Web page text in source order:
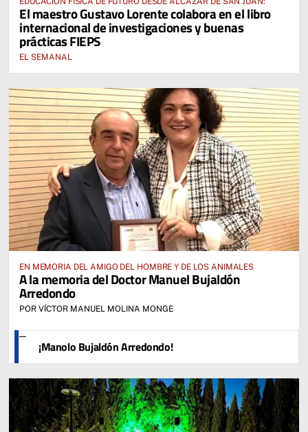
El maestro Gustavo Lorente colabora en el libro
internacional de investigaciones y buenas
prácticas FIEPS
EL SEMANAL
EN MEMORIA DEL AMIGO DEL HOMBRE Y DE LOS ANIMALES
A la memoria del Doctor Manuel Bujaldón
Arredondo
POR VÍCTOR MANUEL MOLINA MONGE
¡Manolo Bujaldón Arredondo!